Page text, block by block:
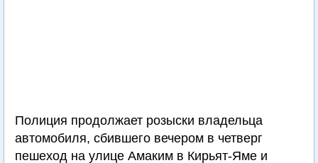
Полиция продолжает розыски владельца
автомобиля, сбившего вечером в четверг
пешеход на улице Амаким в Кирьят-Яме и